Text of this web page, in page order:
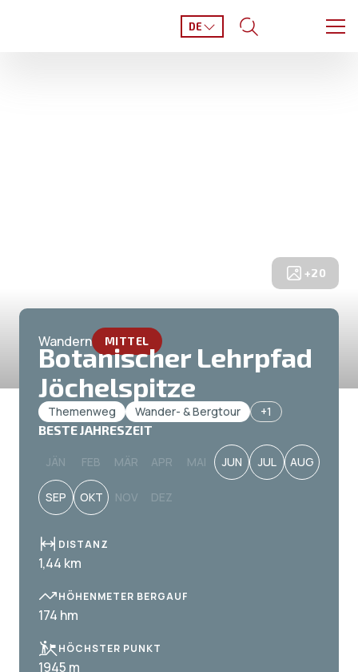
DE
+20
Wandern MITTEL
Botanischer Lehrpfad
Jöchelspitze
Themenweg Wander- & Bergtour
+1
BESTE JAHRESZEIT
JÄN FEB MÄR APR MAI JUN JUL AUG
SEP OKT NOV DEZ
DISTANZ
1,44 km
HÖHENMETER BERGAUF
174 hm
HÖCHSTER PUNKT
1945 m